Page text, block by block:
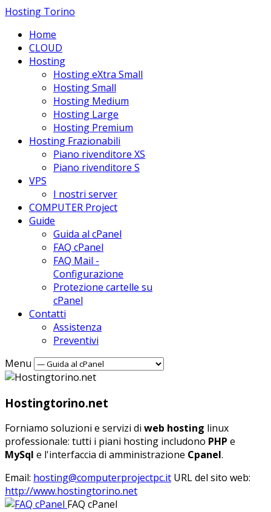
Hosting Torino
Home
CLOUD
Hosting
Hosting eXtra Small
Hosting Small
Hosting Medium
Hosting Large
Hosting Premium
Hosting Frazionabili
Piano rivenditore XS
Piano rivenditore S
VPS
I nostri server
COMPUTER Project
Guide
Guida al cPanel
FAQ cPanel
FAQ Mail -
Configurazione
Protezione cartelle su
cPanel
Contatti
Assistenza
Preventivi
Menu
Hostingtorino.net
Forniamo soluzioni e servizi di web hosting linux
professionale: tutti i piani hosting includono PHP e
MySql e l'interfaccia di amministrazione Cpanel.
Email: hosting@computerprojectpc.it URL del sito web:
http://www.hostingtorino.net
FAQ cPanel